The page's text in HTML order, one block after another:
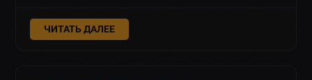
ЧИТАТЬ ДАЛЕЕ